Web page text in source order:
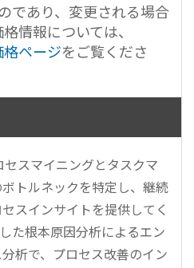
であり、変更される場合
情報については、
ページをご覧くださ
スマイニングとタスクマ
トルネックを特定し、継続
スインサイトを提供してく
た根本原因分析によるエン
析で、プロセス改善のイン